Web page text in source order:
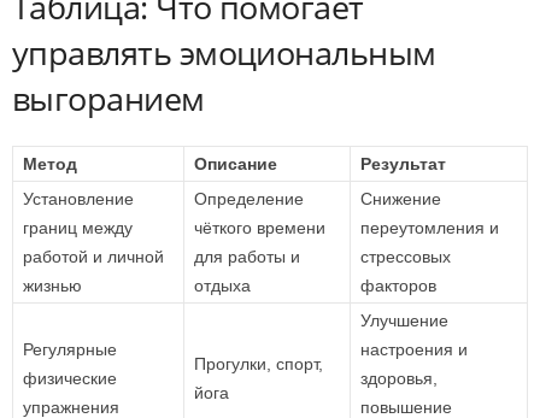
управлять эмоциональным
выгоранием
Метод Описание
Результат
Установление
границ между
работой и личной
жизнью
Определение
чёткого времени
для работы и
отдыха
Снижение
переутомления и
стрессовых
факторов
Регулярные
физические
упражнения
Прогулки, спорт,
йога
Улучшение
настроения и
здоровья,
повышение